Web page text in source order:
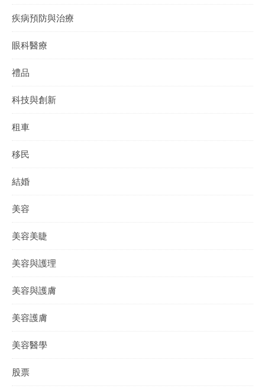
疾病預防與治療
眼科醫療
禮品
科技與創新
租車
移民
結婚
美容
美容美睫
美容與護理
美容與護膚
美容護膚
美容醫學
股票